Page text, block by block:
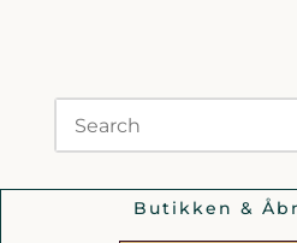
Butikken &